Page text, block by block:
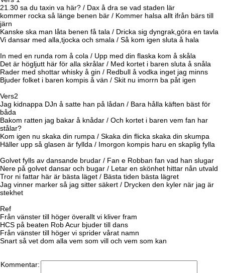
21.30 sa du taxin va här? / Dax å dra se vad staden lär
kommer rocka så länge benen bär / Kommer halsa allt ifrån bärs till
järn
Kanske ska man låta benen få tala / Dricka sig dyngrak,göra en tavla
Vi dansar med alla,tjocka och smala / Så kom igen sluta å hala
In med en runda rom å cola / Upp med din flaska kom å skåla
Det är högljutt här för alla skrålar / Med kortet i baren sluta å snåla
Rader med shottar whisky å gin / Redbull å vodka inget jag minns
Bjuder folket i baren kompis å vän / Skit nu imorrn ba påt igen
Vers2
Jag kidnappa DJn å satte han på lådan / Bara hålla käften bäst för
båda
Bakom ratten jag bakar å knådar / Och kortet i baren vem fan har
stålar?
Kom igen nu skaka din rumpa / Skaka din flicka skaka din skumpa
Häller upp så glasen är fyllda / Imorgon kompis haru en skaplig fylla
Golvet fylls av dansande brudar / Fan e Robban fan vad han slugar
Nere på golvet dansar och bugar / Letar en skönhet hittar nån utvald
Tror ni fattar här är bästa läget / Bästa tiden bästa lägret
Jag vinner marker så jag sitter säkert / Drycken den kyler när jag är
stekhet
Ref
Från vänster till höger överallt vi kliver fram
HCS på beaten Rob Acur bjuder till dans
Från vänster till höger vi sprider vårat namn
Snart så vet dom alla vem som vill och vem som kan
Kommentar: